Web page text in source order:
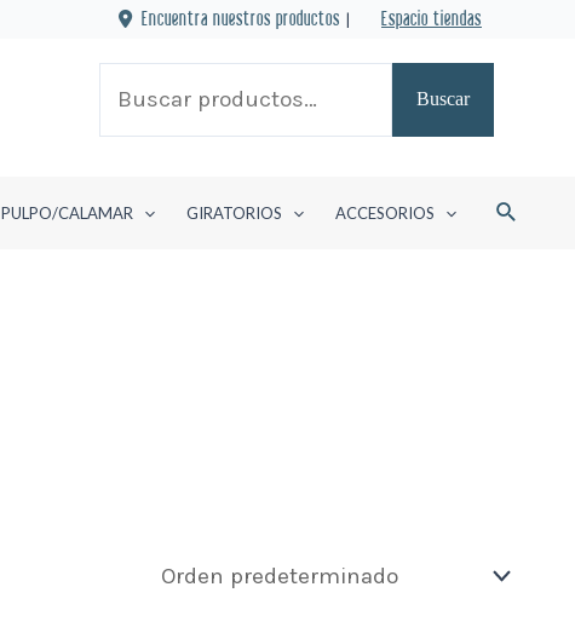
Encuentra nuestros productos | Espacio tiendas
Buscar
PULPO/CALAMAR GIRATORIOS ACCESORIOS Buscar